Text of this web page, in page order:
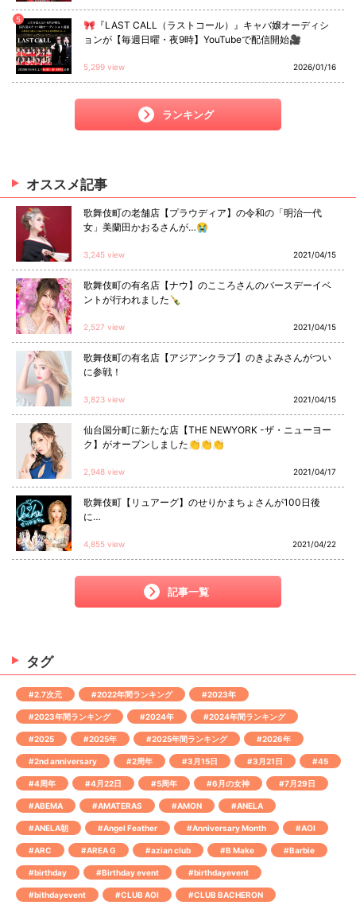
5
🎀『LAST CALL（ラストコール）』キャバ嬢オーディシ
ョンが【毎週日曜・夜9時】YouTubeで配信開始🎥
5,299 view 2026/01/16
ランキング
オススメ記事
歌舞伎町の老舗店【プラウディア】の令和の「明治一代
女」美蘭田かおるさんが…😭
3,245 view 2021/04/15
歌舞伎町の有名店【ナウ】のこころさんのバースデーイベ
ントが行われました🍾
2,527 view 2021/04/15
歌舞伎町の有名店【アジアンクラブ】のきよみさんがつい
に参戦！
3,823 view 2021/04/15
仙台国分町に新たな店【THE NEWYORK -ザ・ニューヨー
ク】がオープンしました👏👏👏
2,948 view 2021/04/17
歌舞伎町【リュアーグ】のせりかまちょさんが100日後
に…
4,855 view 2021/04/22
記事一覧
タグ
#2.7次元 #2022年間ランキング #2023年
#2023年間ランキング #2024年 #2024年間ランキング
#2025 #2025年 #2025年間ランキング #2026年
#2nd anniversary #2周年 #3月15日 #3月21日 #45
#4周年 #4月22日 #5周年 #6月の女神 #7月29日
#ABEMA #AMATERAS #AMON #ANELA
#ANELA朝 #Angel Feather #Anniversary Month #AOI
#ARC #AREA G #azian club #B Make #Barbie
#birthday #Birthday event #birthdayevent
#bithdayevent #CLUB AOI #CLUB BACHERON